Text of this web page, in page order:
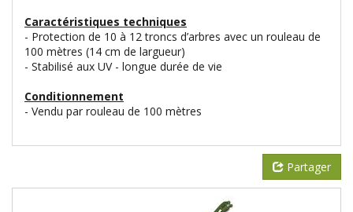
Caractéristiques techniques
- Protection de 10 à 12 troncs d’arbres avec un rouleau de
100 mètres (14 cm de largueur)
- Stabilisé aux UV - longue durée de vie
Conditionnement
- Vendu par rouleau de 100 mètres
Partager